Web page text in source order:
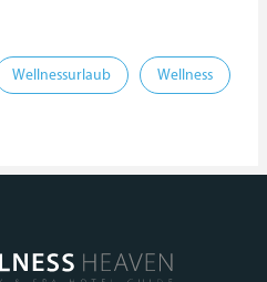
Wellnessurlaub Wellness